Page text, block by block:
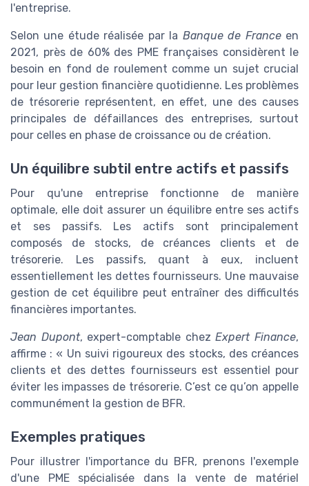
l'entreprise.
Selon une étude réalisée par la Banque de Franceen
2021, près de 60% des PME françaises considèrent le
besoin en fond de roulement comme un sujet crucial
pour leur gestion financière quotidienne. Les problèmes
de trésorerie représentent, en effet, une des causes
principales de défaillances des entreprises, surtout
pour celles en phase de croissance ou de création.
Un équilibre subtil entre actifs et passifs
Pour qu'une entreprise fonctionne de manière
optimale, elle doit assurer un équilibre entre ses actifs
et ses passifs. Les actifs sont principalement
composés de stocks, de créances clients et de
trésorerie. Les passifs, quant à eux, incluent
essentiellement les dettes fournisseurs. Une mauvaise
gestion de cet équilibre peut entraîner des difficultés
financières importantes.
Jean Dupont, expert-comptable chezExpert Finance,
affirme : « Un suivi rigoureux des stocks, des créances
clients et des dettes fournisseurs est essentiel pour
éviter les impasses de trésorerie. C’est ce qu’on appelle
communément la gestion de BFR.
Exemples pratiques
Pour illustrer l'importance du BFR, prenons l'exemple
d'une PME spécialisée dans la vente de matériel